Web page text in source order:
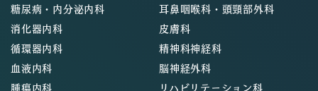
糖尿病・内分泌内科
消化器内科
循環器内科
血液内科
腫瘍内科
耳鼻咽喉科・頭頸部外科
皮膚科
精神科神経科
脳神経外科
リハビリテーション科